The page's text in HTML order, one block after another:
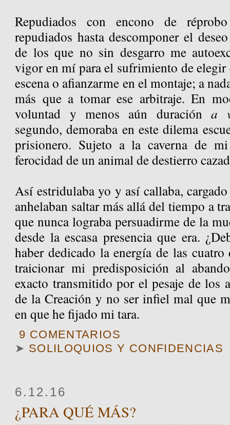
Repudiados con encono de
repudiados hasta descomponer el
de los que no sin desgarro me
vigor en mí para el sufrimiento de elegir
escena o afianzarme en el montaje; a
más que a tomar ese arbitraje. En
voluntad y menos aún duracióna
segundo, demoraba en este dilema
prisionero. Sujeto a la caverna de
ferocidad de un animal de destierro
Así estridulaba yo y así callaba,
anhelaban saltar más allá del tiempo a
que nunca lograba persuadirme de la
desde la escasa presencia que era.
haber dedicado la energía de las cuatro
traicionar mi predisposición al
exacto transmitido por el pesaje de los
de la Creación y no ser infiel mal que
en que he fijado mi tara.
9 COMENTARIOS
➤ SOLILOQUIOS Y CONFIDENCIAS
6.12.16
¿PARA QUÉ MÁS?